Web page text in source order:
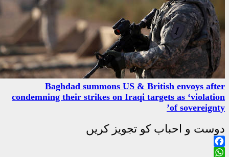
Baghdad summons
condemning their strikes on
کریں